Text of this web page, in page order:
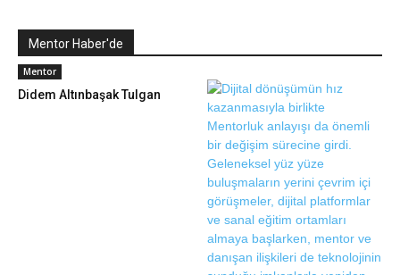
Mentor Haber'de
Mentor
Didem Altınbaşak Tulgan